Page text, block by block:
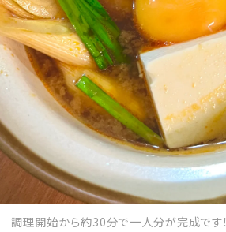
調理開始から約30分で一人分が完成です！